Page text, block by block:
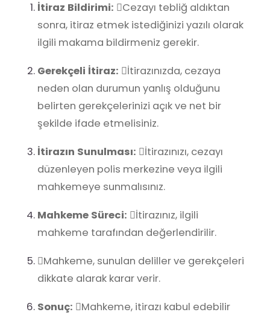
İtiraz Bildirimi: Cezayı tebliğ aldıktan
sonra, itiraz etmek istediğinizi yazılı olarak
ilgili makama bildirmeniz gerekir.
Gerekçeli İtiraz: İtirazınızda, cezaya
neden olan durumun yanlış olduğunu
belirten gerekçelerinizi açık ve net bir
şekilde ifade etmelisiniz.
İtirazın Sunulması: İtirazınızı, cezayı
düzenleyen polis merkezine veya ilgili
mahkemeye sunmalısınız.
Mahkeme Süreci: İtirazınız, ilgili
mahkeme tarafından değerlendirilir.
Mahkeme, sunulan deliller ve gerekçeleri
dikkate alarak karar verir.
Sonuç: Mahkeme, itirazı kabul edebilir